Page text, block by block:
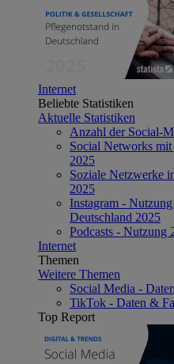
Internet
Beliebte Statistiken
Aktuelle Statistiken
Anzahl der Social-
Social Networks
2025
Soziale Netzwerke
2025
Instagram -
Deutschland 2025
Podcasts - Nutzung
Internet
Themen
Weitere Themen
Social Media -
TikTok - Daten &
Top Report